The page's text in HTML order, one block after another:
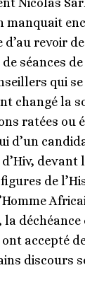
revoir
séances
qui
changé la
ratées ou
d’un
de
accepté
discours